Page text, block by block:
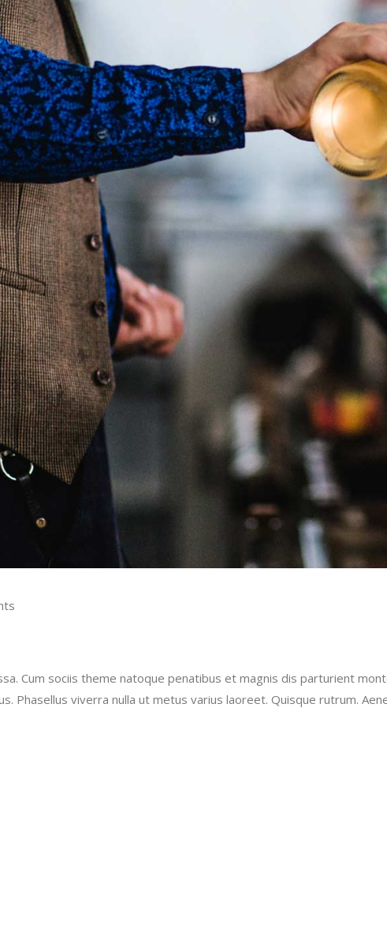
Cum sociis theme natoque penatibus et magnis dis parturient
Phasellus viverra nulla ut metus varius laoreet. Quisque rutrum.